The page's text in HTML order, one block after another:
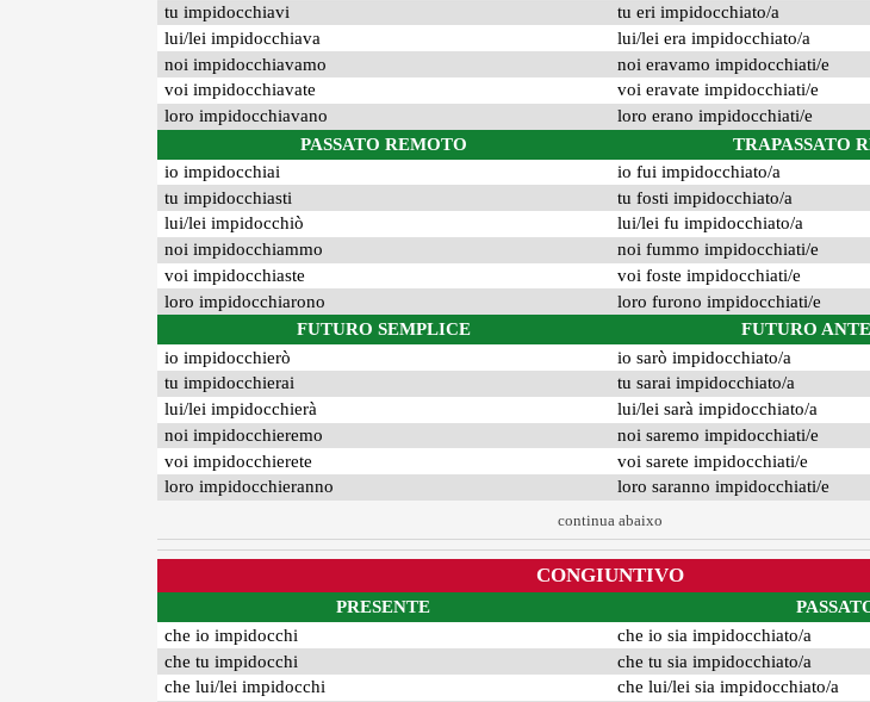
tu impidocchiavi
lui/lei impidocchiava
noi impidocchiavamo
voi impidocchiavate
loro impidocchiavano
PASSATO REMOTO
io impidocchiai
tu impidocchiasti
lui/lei impidocchiò
noi impidocchiammo
voi impidocchiaste
loro impidocchiarono
FUTURO SEMPLICE
io impidocchierò
tu impidocchierai
lui/lei impidocchierà
noi impidocchieremo
voi impidocchierete
loro impidocchieranno
tu eri impidocchiato/a
lui/lei era impidocchiato/a
noi eravamo impidocchiati/e
voi eravate impidocchiati/e
loro erano impidocchiati/e
TRAPASSATO
io fui impidocchiato/a
tu fosti impidocchiato/a
lui/lei fu impidocchiato/a
noi fummo impidocchiati/e
voi foste impidocchiati/e
loro furono impidocchiati/e
FUTURO
io sarò impidocchiato/a
tu sarai impidocchiato/a
lui/lei sarà impidocchiato/a
noi saremo impidocchiati/e
voi sarete impidocchiati/e
loro saranno impidocchiati/e
continua abaixo
CONGIUNTIVO
PRESENTE
che io impidocchi
che tu impidocchi
che lui/lei impidocchi
che io sia impidocchiato/a
che tu sia impidocchiato/a
che lui/lei sia impidocchiato/a